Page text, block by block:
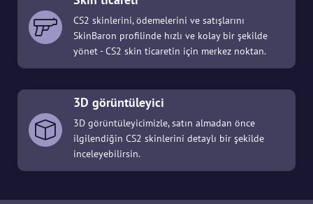
CS2 skinlerini, ödemelerini ve satışlarını
SkinBaron profilinde hızlı ve kolay bir şekilde
yönet - CS2 skin ticaretin için merkez noktan.
3D görüntüleyici
3D görüntüleyicimizle, satın almadan önce
ilgilendiğin CS2 skinlerini detaylı bir şekilde
inceleyebilirsin.